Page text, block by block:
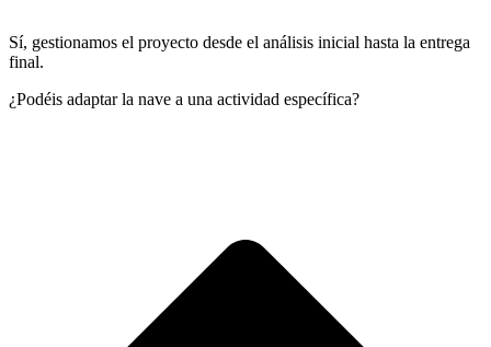
Sí, gestionamos el proyecto desde el análisis inicial hasta la entrega
final.
¿Podéis adaptar la nave a una actividad específica?